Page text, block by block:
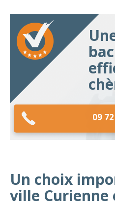
09
Un choix
ville Curienne